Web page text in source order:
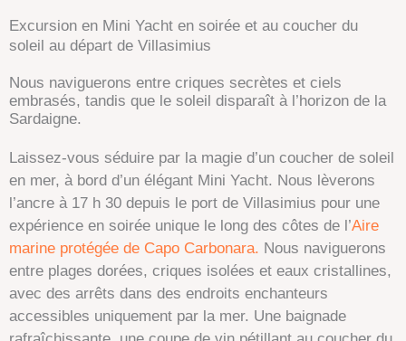
Excursion en Mini Yacht en soirée et au coucher du
soleil au départ de Villasimius
Nous naviguerons entre criques secrètes et ciels
embrasés, tandis que le soleil disparaît à l’horizon de la
Sardaigne.
Laissez-vous séduire par la magie d’un coucher de soleil
en mer, à bord d’un élégant Mini Yacht. Nous lèverons
l’ancre à 17 h 30 depuis le port de Villasimius pour une
expérience en soirée unique le long des côtes de l’Aire
marine protégée de Capo Carbonara. Nous naviguerons
entre plages dorées, criques isolées et eaux cristallines,
avec des arrêts dans des endroits enchanteurs
accessibles uniquement par la mer. Une baignade